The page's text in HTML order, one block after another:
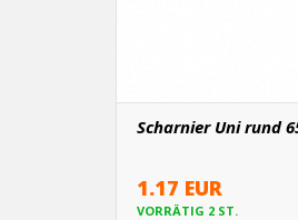
Scharnier Uni rund
1.17 EUR
VORRÄTIG 2 ST.